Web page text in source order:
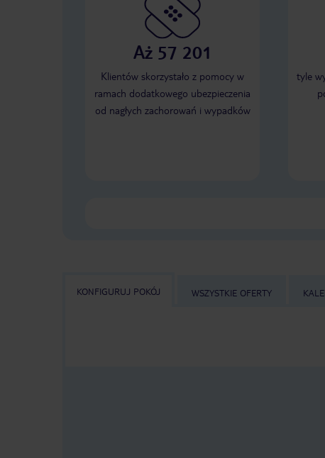
Aż 57 201
Klientów skorzystało z pomocy w
ramach dodatkowego ubezpieczenia
od nagłych zachorowań i wypadków
tyle
KONFIGURUJ POKÓJ WSZYSTKIE OFERTY